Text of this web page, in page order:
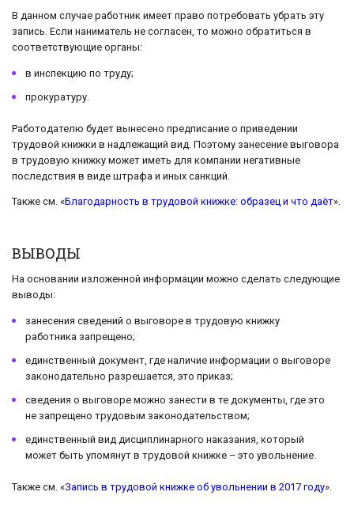
В данном случае работник имеет право потребовать убрать эту
запись. Если наниматель не согласен, то можно обратиться в
соответствующие органы:
в инспекцию по труду;
прокуратуру.
Работодателю будет вынесено предписание о приведении
трудовой книжки в надлежащий вид. Поэтому занесение выговора
в трудовую книжку может иметь для компании негативные
последствия в виде штрафа и иных санкций.
Также см. «Благодарность в трудовой книжке: образец и что даёт».
ВЫВОДЫ
На основании изложенной информации можно сделать следующие
выводы:
занесения сведений о выговоре в трудовую книжку
работника запрещено;
единственный документ, где наличие информации о выговоре
законодательно разрешается, это приказ;
сведения о выговоре можно занести в те документы, где это
не запрещено трудовым законодательством;
единственный вид дисциплинарного наказания, который
может быть упомянут в трудовой книжке – это увольнение.
Также см. «Запись в трудовой книжке об увольнении в 2017 году».